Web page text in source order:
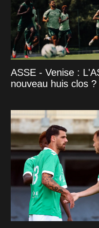
ASSE - Venise :
nouveau huis clos ?